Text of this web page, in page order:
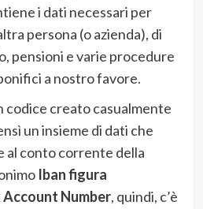
i dati necessari per
persona (o azienda), di
pensioni e varie procedure
a nostro favore.
codice creato casualmente
un insieme di dati che
al conto corrente della
Iban figura
Number, quindi, c’è